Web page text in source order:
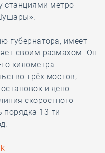
станциями метро
губернатора, имеет
своим размахом. Он
километра
трёх мостов,
и депо.
скоростного
порядка 13-ти